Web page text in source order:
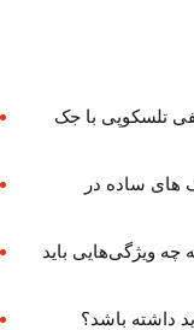
تلسکوپی با جک
های ساده در
چه ویژگی‌هایی باید
داشته باشد؟